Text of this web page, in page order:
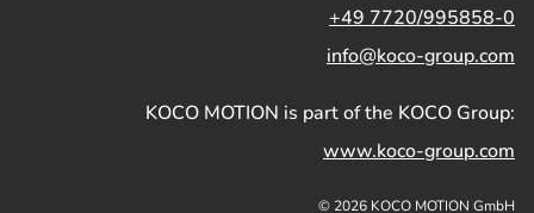
+49 7720/995858-0
info@koco-group.com
KOCO MOTION is part of the KOCO Group:
www.koco-group.com
© 2026 KOCO MOTION GmbH